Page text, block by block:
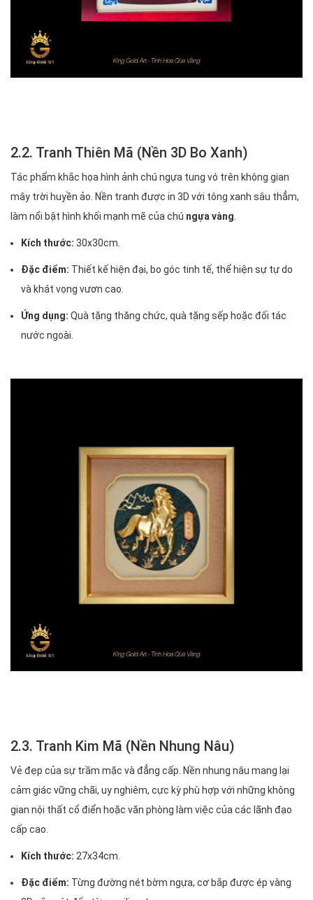
2.2. Tranh Thiên Mã (Nền 3D Bo Xanh)
Tác phẩm khắc họa hình ảnh chú ngựa tung vó trên không gian
mây trời huyền ảo. Nền tranh được in 3D với tông xanh sâu thẳm,
làm nổi bật hình khối mạnh mẽ của chú ngựa vàng
Kích thước: 30x30cm.
Đặc điểm: Thiết kế hiện đại, bo góc tinh tế, thể hiện sự tự do
và khát vọng vươn cao.
Ứng dụng: Quà tặng thăng chức, quà tặng sếp hoặc đối tác
nước ngoài.
2.3. Tranh Kim Mã (Nền Nhung Nâu)
Vẻ đẹp của sự trầm mặc và đẳng cấp. Nền nhung nâu mang lại
cảm giác vững chãi, uy nghiêm, cực kỳ phù hợp với những không
gian nội thất cổ điển hoặc văn phòng làm việc của các lãnh đạo
cấp cao.
Kích thước: 27x34cm.
Đặc điểm: Từng đường nét bờm ngựa, cơ bắp được ép vàng